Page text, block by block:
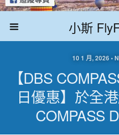
小斯
10 1 月, 2026 •
【DBS
日優惠】於全
COMPASS